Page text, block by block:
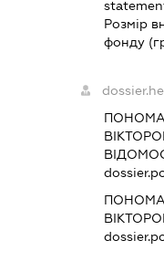
Розмір
фонду